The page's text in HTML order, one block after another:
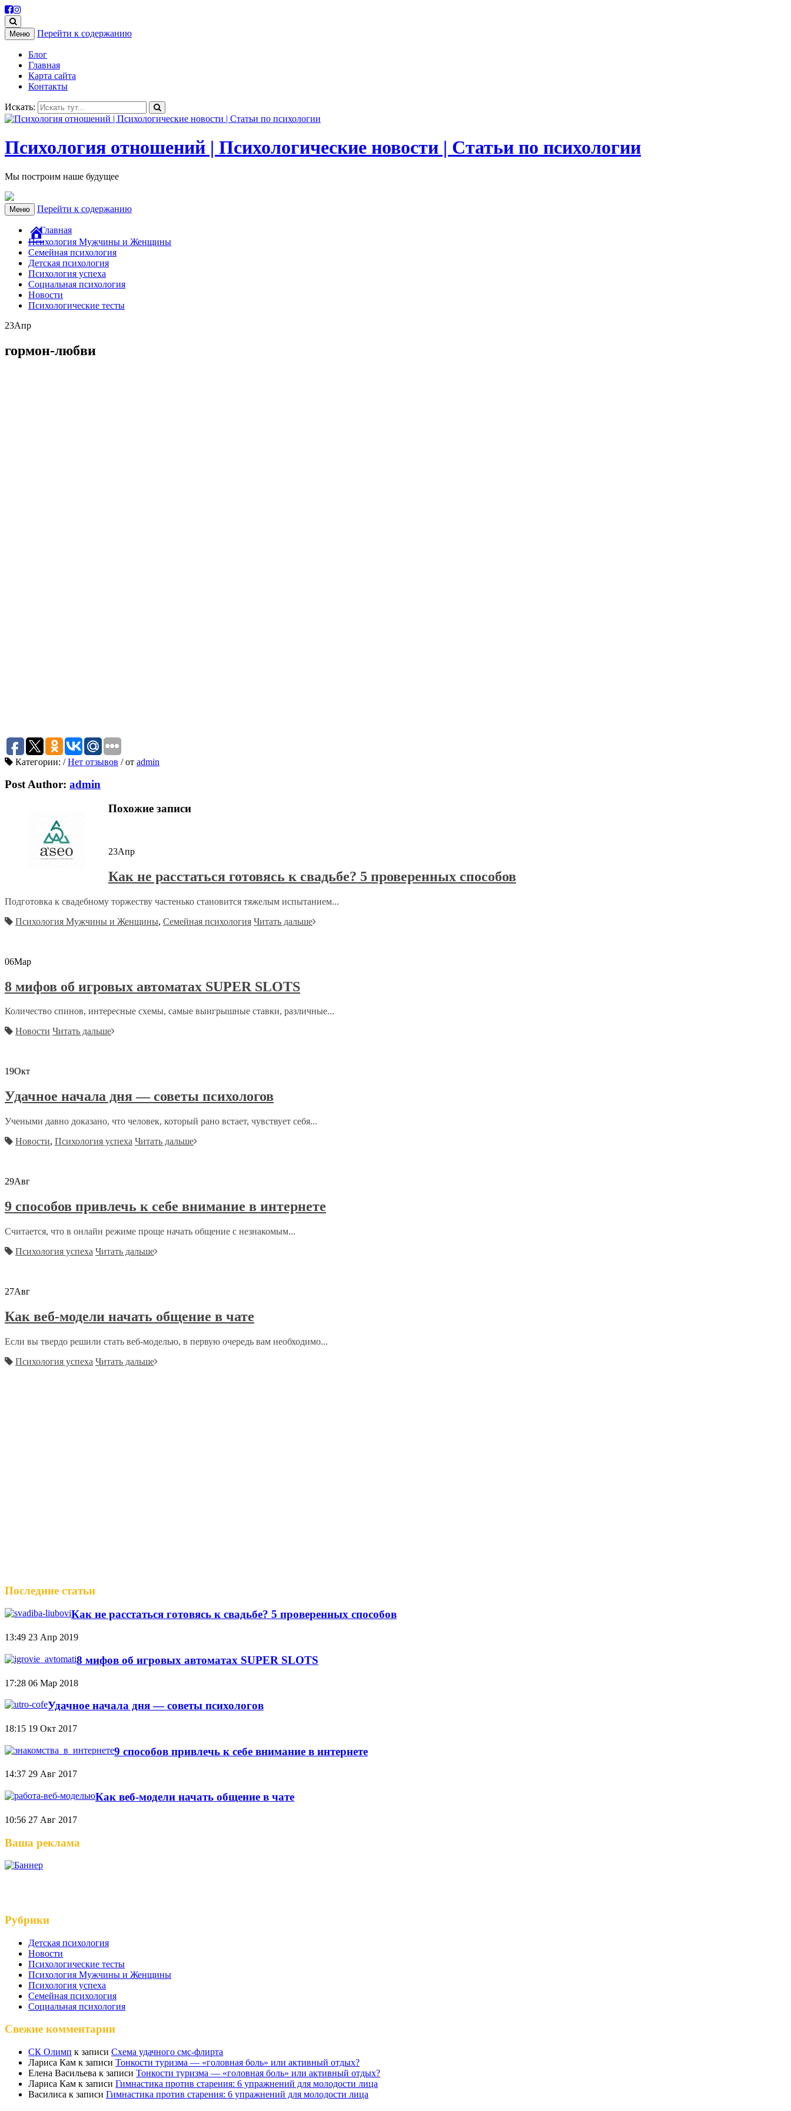
Меню Перейти к содержанию
Блог
Главная
Карта сайта
Контакты
Искать:
Психология отношений | Психологические новости | Статьи по психологии
Мы построим наше будущее
Меню Перейти к содержанию
Главная
Психология Мужчины и Женщины
Семейная психология
Детская психология
Психология успеха
Социальная психология
Новости
Психологические тесты
23Апр
гормон-любви
Категории: / Нет отзывов /от admin
Post Author: admin
Похожие записи
23Апр
Как не расстаться готовясь к свадьбе? 5 проверенных способов
Подготовка к свадебному торжеству частенько становится тяжелым испытанием...
Психология Мужчины и Женщины, Семейная психология Читать дальше
06Мар
8 мифов об игровых автоматах SUPER SLOTS
Количество спинов, интересные схемы, самые выигрышные ставки, различные...
Новости Читать дальше
19Окт
Удачное начала дня — советы психологов
Учеными давно доказано, что человек, который рано встает, чувствует себя...
Новости, Психология успеха Читать дальше
29Авг
9 способов привлечь к себе внимание в интернете
Считается, что в онлайн режиме проще начать общение с незнакомым...
Психология успеха Читать дальше
27Авг
Как веб-модели начать общение в чате
Если вы твердо решили стать веб-моделью, в первую очередь вам необходимо...
Психология успеха Читать дальше
Последние статьи
Как не расстаться готовясь к свадьбе? 5 проверенных способов
13:49 23 Апр 2019
8 мифов об игровых автоматах SUPER SLOTS
17:28 06 Мар 2018
Удачное начала дня — советы психологов
18:15 19 Окт 2017
9 способов привлечь к себе внимание в интернете
14:37 29 Авг 2017
Как веб-модели начать общение в чате
10:56 27 Авг 2017
Ваша реклама
Рубрики
Детская психология
Новости
Психологические тесты
Психология Мужчины и Женщины
Психология успеха
Семейная психология
Социальная психология
Свежие комментарии
СК Олимп к записи Схема удачного смс-флирта
Лариса Кам к записи Тонкости туризма — «головная боль» или активный отдых?
Елена Васильева к записи Тонкости туризма — «головная боль» или активный отдых?
Лариса Кам к записи Гимнастика против старения: 6 упражнений для молодости лица
Василиса к записи Гимнастика против старения: 6 упражнений для молодости лица